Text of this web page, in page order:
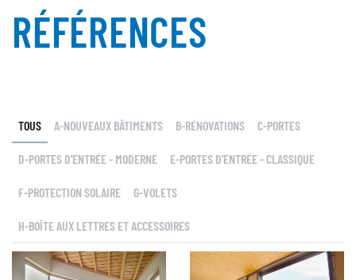
RÉFÉRENCES
TOUS A-NOUVEAUX BÂTIMENTS B-RÉNOVATIONS C-PORTES
D-PORTES D'ENTRÉE - MODERNE E-PORTES D'ENTRÉE - CLASSIQUE
F-PROTECTION SOLAIRE G-VOLETS
H-BOÎTE AUX LETTRES ET ACCESSOIRES